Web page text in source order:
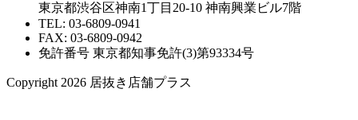
東京都渋谷区神南1丁目20-10 神南興業ビル7階
TEL: 03-6809-0941
FAX: 03-6809-0942
免許番号 東京都知事免許(3)第93334号
Copyright 2026 居抜き店舗プラス